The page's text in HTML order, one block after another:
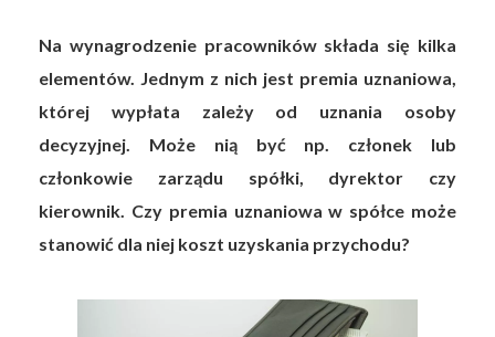
Na wynagrodzenie pracowników składa się kilka
elementów. Jednym z nich jest premia uznaniowa,
której wypłata zależy od uznania osoby
decyzyjnej. Może nią być np. członek lub
członkowie zarządu spółki, dyrektor czy
kierownik. Czy premia uznaniowa w spółce może
stanowić dla niej koszt uzyskania przychodu?